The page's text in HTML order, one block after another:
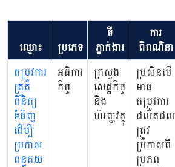
ឈ្មោះ ប្រភេទ
ទី
ភ្នាក់ងារ
ការ
ពិពណ៌នា
តម្រូវការ
ត្រួត
ពិនិត្យ
ទំនិញ
ដើម្បី
ប្រកាស
ពន្ធគយ
អធិការ
កិច្ច
ក្រសួង
សេដ្ឋកិច្ច
និង
ហិរញ្ញវត្ថុ
ប្រសិនបើ
មាន
តម្រូវការ
ផលិតផល
ត្រូវ
ប្រកាសពី
ប្រភព